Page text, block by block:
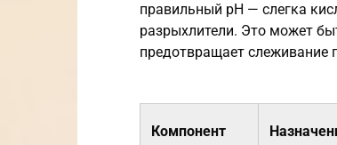
правильный pH — слегка
разрыхлители. Это может
предотвращает слеживание
Компонент